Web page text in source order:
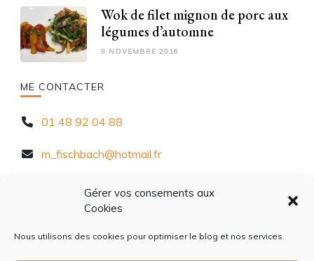
Gérer vos consements aux
Cookies
Nous utilisons des cookies pour optimiser le blog et nos services.
Wok de filet mignon de porc aux
légumes d’automne
9 NOVEMBRE 2016
ME CONTACTER
01 48 92 04 88
m_fischbach@hotmail.fr
10 Rue Chèvre d'Autreville, 94320 Thiais